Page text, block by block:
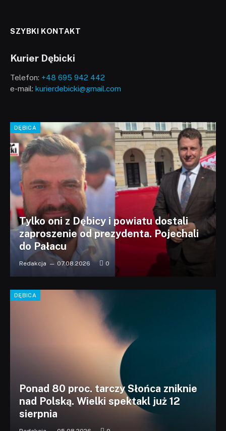
SZYBKI KONTAKT
Kurier Dębicki
Telefon: +48 695 942 442
e-mail: kurierdebicki@gmail.com
DĘBICA
Tylko oni z Dębicy i powiatu dostali
zaproszenie od prezydenta. Pojechali
do Pałacu
Redakcja 07.08.2026 0
DĘBICA
Ponad 80 proc. tarczy Słońca zniknie
nad Polską. Wielki spektakl już 12
sierpnia